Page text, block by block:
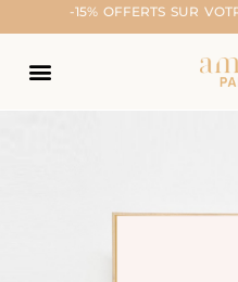
-15% OFFERTS SUR